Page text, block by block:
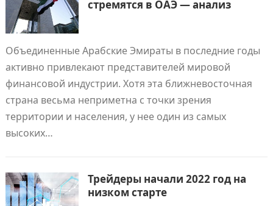
стремятся в ОАЭ — анализ
Объединенные Арабские Эмираты в последние годы
активно привлекают представителей мировой
финансовой индустрии. Хотя эта ближневосточная
страна весьма неприметна с точки зрения
территории и населения, у нее один из самых
высоких…
Трейдеры начали 2022 год на
низком старте